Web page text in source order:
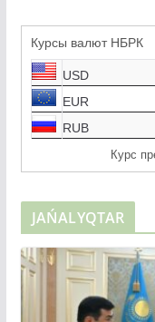
Курсы валют НБРК
USD
EUR
RUB
Курс
JAŃALYQTAR